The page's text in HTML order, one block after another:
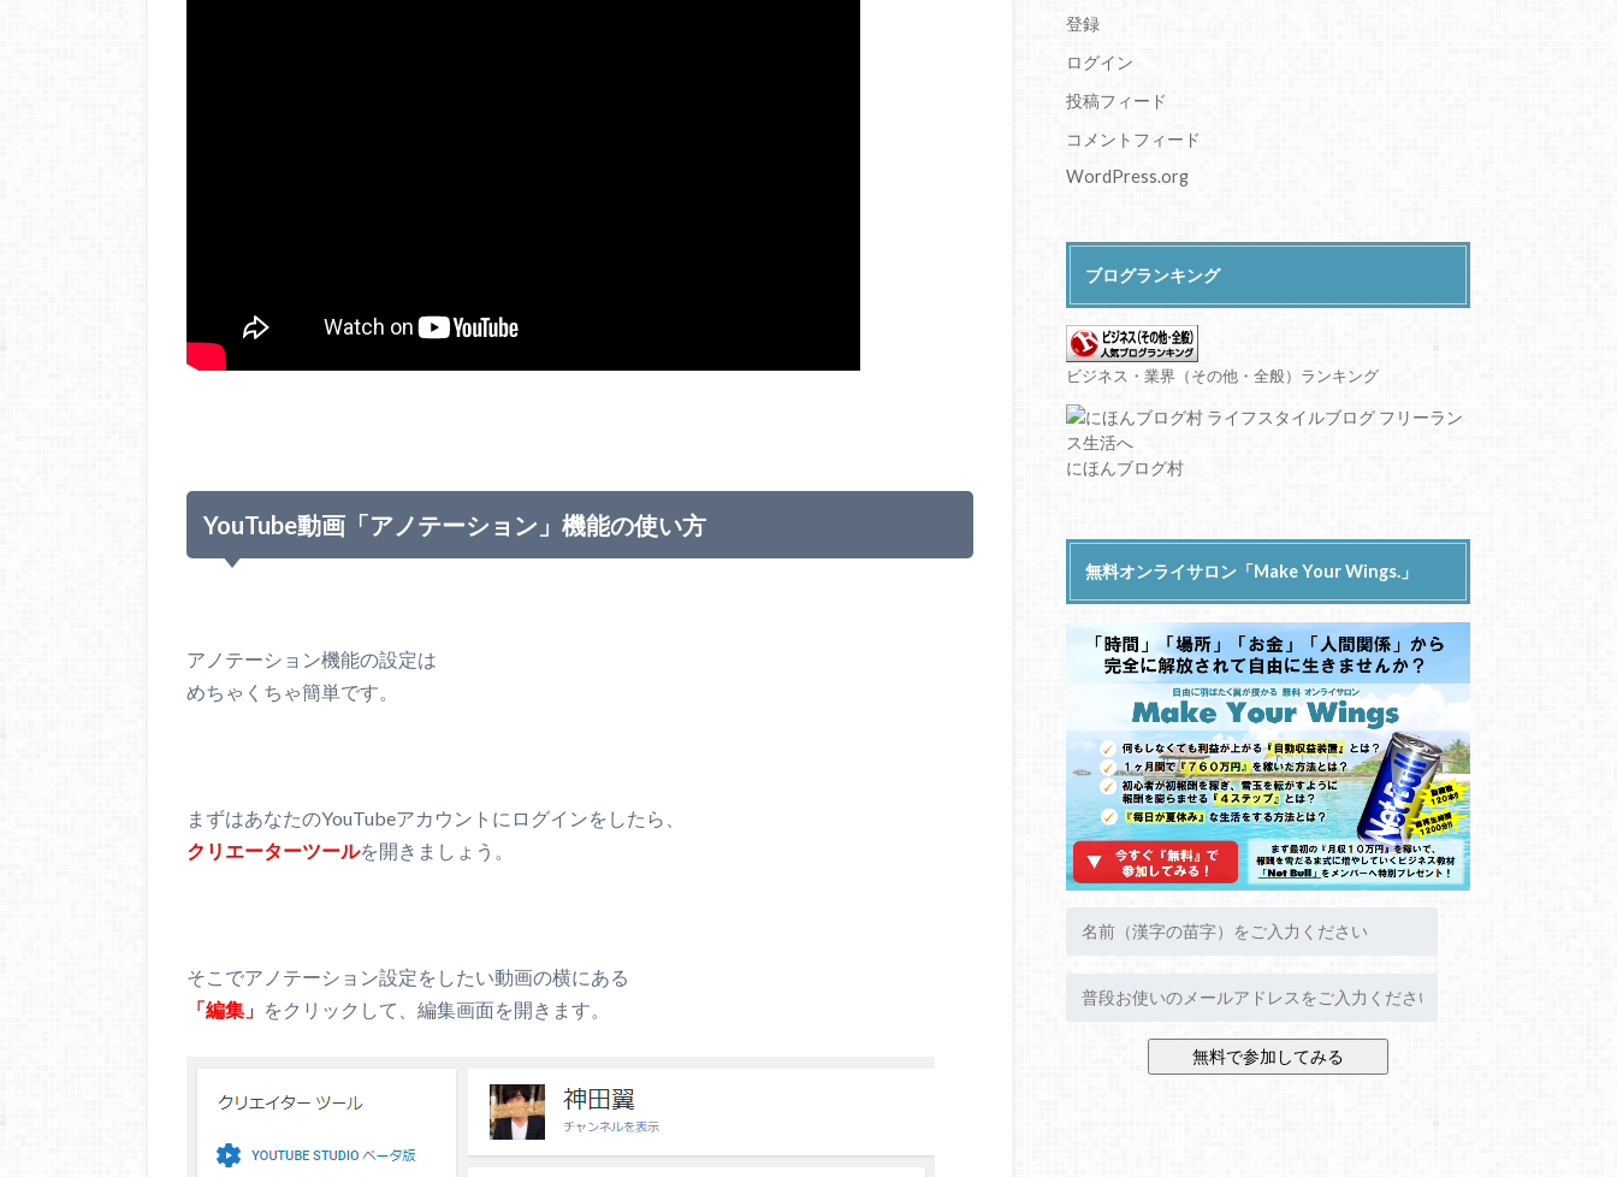
YouTube動画「アノテーション」機能の使い方
アノテーション機能の設定は
めちゃくちゃ簡単です。
まずはあなたのYouTubeアカウントにログインをしたら、
クリエーターツールを開きましょう。
そこでアノテーション設定をしたい動画の横にある
「編集」 をクリックして、編集画面を開きます。
登録
ログイン
投稿フィード
コメントフィード
WordPress.org
ブログランキング
ビジネス・業界（その他・全般）ランキング
にほんブログ村
無料オンライサロン「Make Your Wings.」